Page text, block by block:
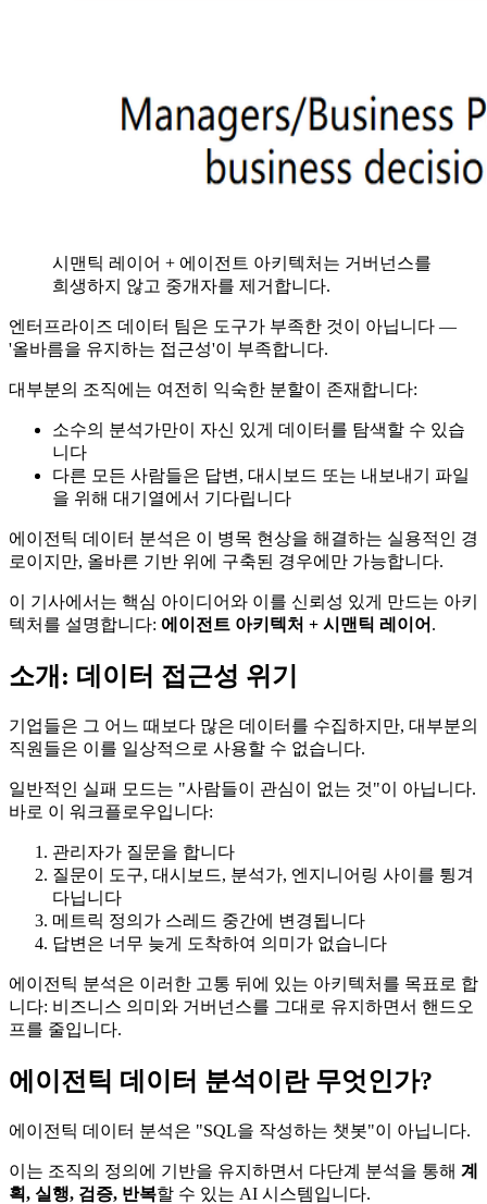
시맨틱 레이어 + 에이전트 아키텍처는 거버넌스를
희생하지 않고 중개자를 제거합니다.
엔터프라이즈 데이터 팀은 도구가 부족한 것이 아닙니다 —
'올바름을 유지하는 접근성'이 부족합니다.
대부분의 조직에는 여전히 익숙한 분할이 존재합니다:
소수의 분석가만이 자신 있게 데이터를 탐색할 수 있습
니다
다른 모든 사람들은 답변, 대시보드 또는 내보내기 파일
을 위해 대기열에서 기다립니다
에이전틱 데이터 분석은 이 병목 현상을 해결하는 실용적인 경
로이지만, 올바른 기반 위에 구축된 경우에만 가능합니다.
이 기사에서는 핵심 아이디어와 이를 신뢰성 있게 만드는 아키
텍처를 설명합니다: 에이전트 아키텍처 + 시맨틱 레이어 .
소개: 데이터 접근성 위기
기업들은 그 어느 때보다 많은 데이터를 수집하지만, 대부분의
직원들은 이를 일상적으로 사용할 수 없습니다.
일반적인 실패 모드는 "사람들이 관심이 없는 것"이 아닙니다.
바로 이 워크플로우입니다:
관리자가 질문을 합니다
질문이 도구, 대시보드, 분석가, 엔지니어링 사이를 튕겨
다닙니다
메트릭 정의가 스레드 중간에 변경됩니다
답변은 너무 늦게 도착하여 의미가 없습니다
에이전틱 분석은 이러한 고통 뒤에 있는 아키텍처를 목표로 합
니다: 비즈니스 의미와 거버넌스를 그대로 유지하면서 핸드오
프를 줄입니다.
에이전틱 데이터 분석이란 무엇인가?
에이전틱 데이터 분석은 "SQL을 작성하는 챗봇"이 아닙니다.
이는 조직의 정의에 기반을 유지하면서 다단계 분석을 통해 계
획, 실행, 검증, 반복할 수 있는 AI 시스템입니다.